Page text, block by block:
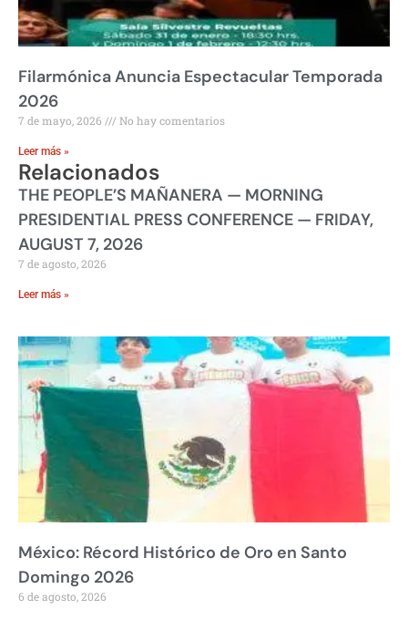
Filarmónica Anuncia Espectacular Temporada
2026
7 de mayo, 2026 No hay comentarios
Leer más »
Relacionados
THE PEOPLE’S MAÑANERA — MORNING
PRESIDENTIAL PRESS CONFERENCE — FRIDAY,
AUGUST 7, 2026
7 de agosto, 2026
Leer más »
México: Récord Histórico de Oro en Santo
Domingo 2026
6 de agosto, 2026